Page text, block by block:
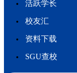
活跃学长
校友汇
资料下载
SGU查校